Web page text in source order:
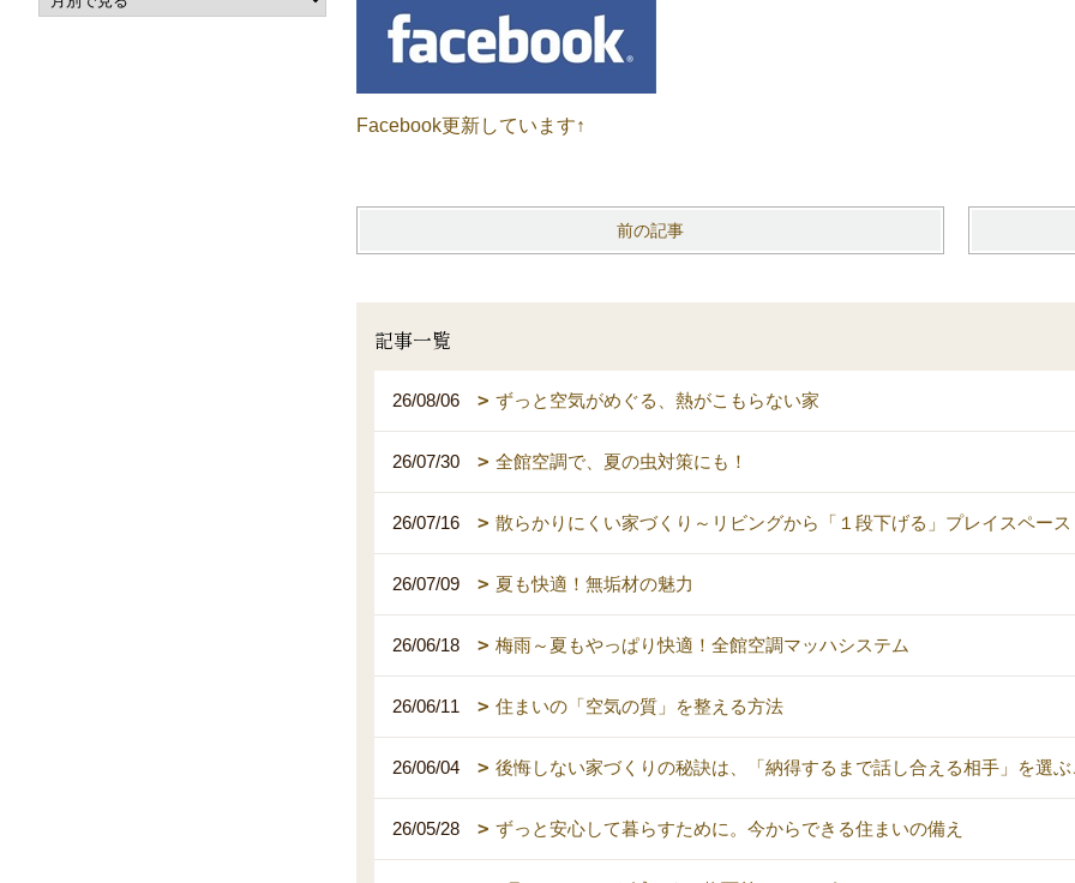
Facebook更新しています↑
前の記事
記事一覧
26/08/06 ずっと空気がめぐる、熱がこもらない家
26/07/30 全館空調で、夏の虫対策にも！
26/07/16 散らかりにくい家づくり～リビングから「１段下げる」プレイスペース
26/07/09 夏も快適！無垢材の魅力
26/06/18 梅雨～夏もやっぱり快適！全館空調マッハシステム
26/06/11 住まいの「空気の質」を整える方法
26/06/04 後悔しない家づくりの秘訣は、「納得するまで話し合える相手」を選
26/05/28 ずっと安心して暮らすために。今からできる住まいの備え